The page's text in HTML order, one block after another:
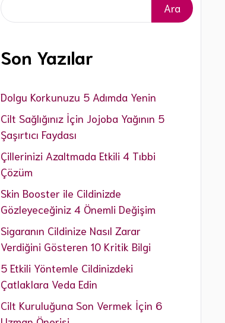
Ara
Son Yazılar
Dolgu Korkunuzu 5 Adımda Yenin
Cilt Sağlığınız İçin Jojoba Yağının 5
Şaşırtıcı Faydası
Çillerinizi Azaltmada Etkili 4 Tıbbi
Çözüm
Skin Booster ile Cildinizde
Gözleyeceğiniz 4 Önemli Değişim
Sigaranın Cildinize Nasıl Zarar
Verdiğini Gösteren 10 Kritik Bilgi
5 Etkili Yöntemle Cildinizdeki
Çatlaklara Veda Edin
Cilt Kuruluğuna Son Vermek İçin 6